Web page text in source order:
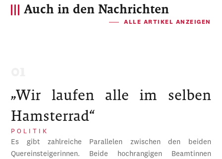
Auch in den Nachrichten
ALLE ARTIKEL ANZEIGEN
„Wir laufen alle im selben
Hamsterrad“
POLITIK
Es gibt zahlreiche Parallelen zwischen den beiden
Quereinsteigerinnen. Beide hochrangigen Beamtinnen